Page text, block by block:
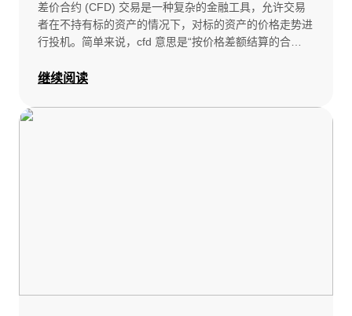
差价合约 (CFD) 交易是一种复杂的金融工具，允许交易
者在不持有标的资产的情况下，对标的资产的价格走势进
行投机。简单来说，cfd 意思是“按价格差额结算的合
交易平台进入多元化的金融市场。该模式具备显著灵活
与机会。 差价合约是一种衍生产品，反映了各种资产类
继续阅读